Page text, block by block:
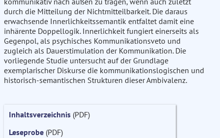
durch die Mitteilung der Nichtmitteilbarkeit. Die daraus
erwachsende Innerlichkeitssemantik entfaltet damit eine
inhärente Doppellogik. Innerlichkeit fungiert einerseits als
Gegenpol, als psychisches Kommunikationsveto und
zugleich als Dauerstimulation der Kommunikation. Die
vorliegende Studie untersucht auf der Grundlage
exemplarischer Diskurse die kommunikationslogischen und
historisch-semantischen Strukturen dieser Ambivalenz.
Inhaltsverzeichnis (PDF)
Leseprobe (PDF)